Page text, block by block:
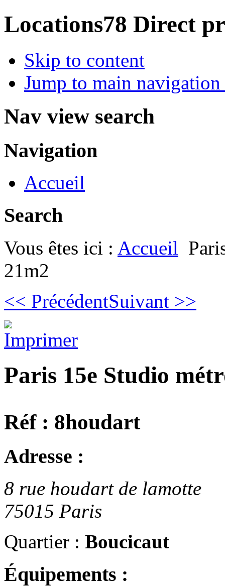
Locations78 Direct
Skip to content
Jump to main
Nav view search
Navigation
Accueil
Search
Vous êtes ici : Accueil
21m2
<< PrécédentSuivant >>
Paris 15e Studio
Réf : 8houdart
Adresse :
8 rue houdart de lamotte
75015 Paris
Quartier : Boucicaut
Équipements :